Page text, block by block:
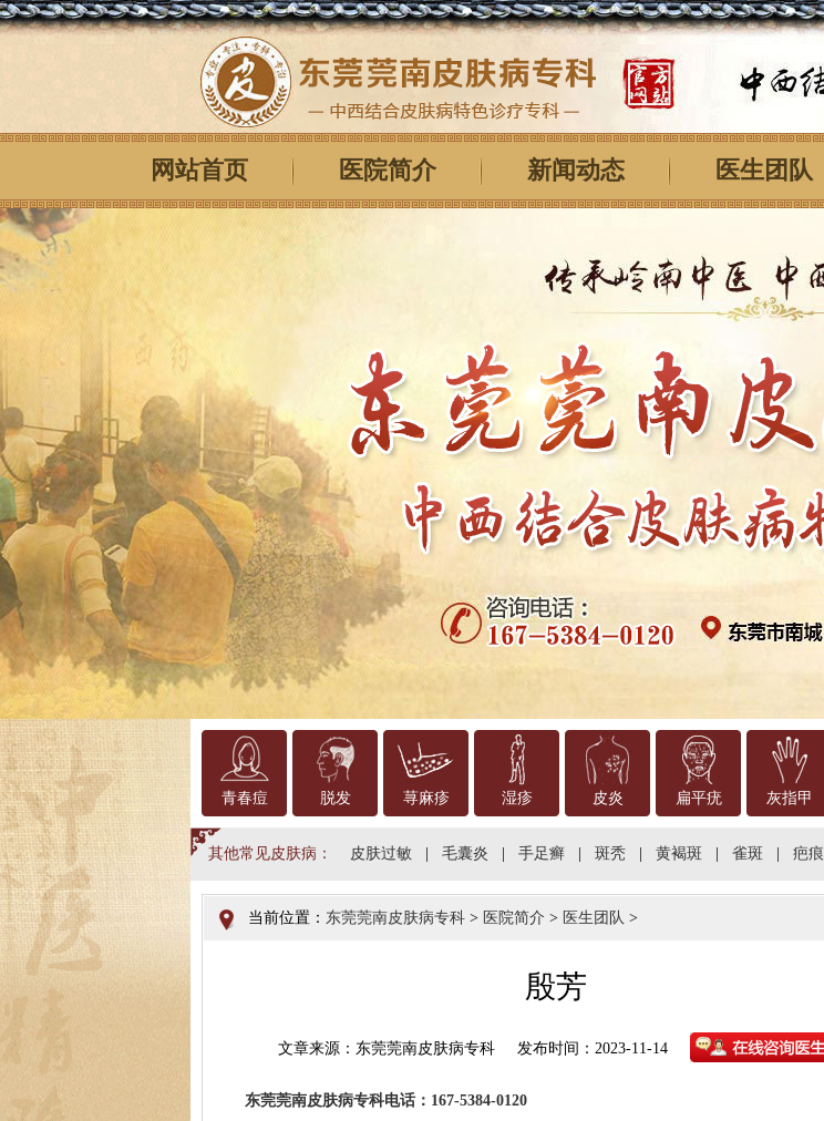
网站首页 医院简介 新闻动态 医生团队
青春痘 脱发 荨麻疹 湿疹 皮炎 扁平疣 灰指甲
其他常见皮肤病： 皮肤过敏 毛囊炎 手足癣 斑秃 黄褐斑 雀斑 疤痕
当前位置： 东莞莞南皮肤病专科 > 医院简介 > 医生团队 >
殷芳
文章来源：东莞莞南皮肤病专科 发布时间：2023-11-14
东莞莞南皮肤病专科电话：167-5384-0120